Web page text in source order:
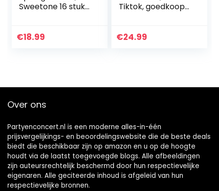
Sweetone 16 stuks
met eenvoudige
€18.99
Tiktok, goedkoop
drukken,
€24.99
Over ons
Partyenconcert.nl is een moderne alles-in-één
prijsvergelijkings- en beoordelingswebsite die de beste deals
biedt die beschikbaar zijn op amazon en u op de hoogte
houdt via de laatst toegevoegde blogs. Alle afbeeldingen
zijn auteursrechtelijk beschermd door hun respectievelijke
eigenaren. Alle geciteerde inhoud is afgeleid van hun
respectievelijke bronnen.